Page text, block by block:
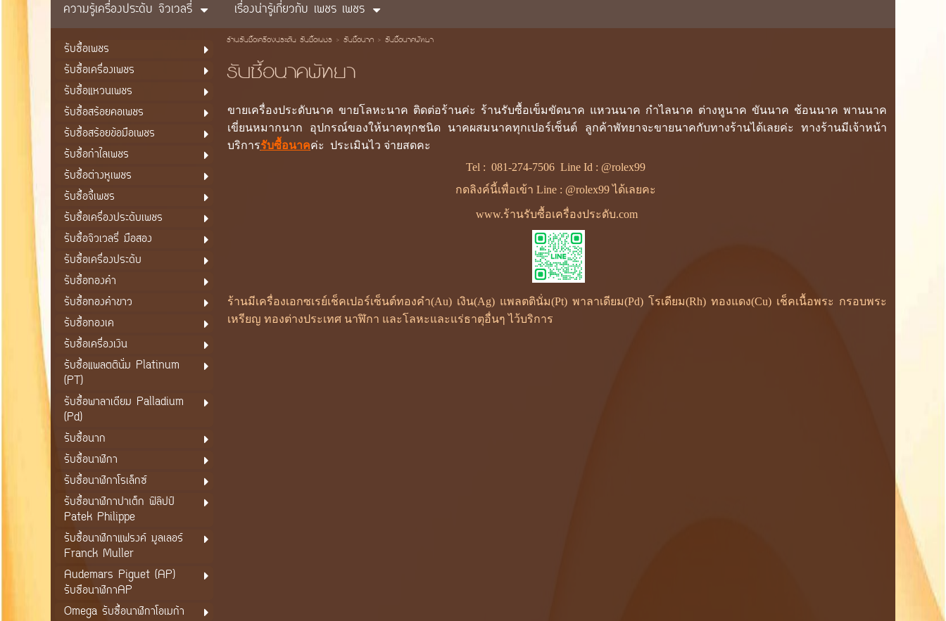
ความรู้เครื่องประดับ จิวเวลรี่
เรื่องน่ารู้เกี่ยวกับ เพชร เพชร
รับซื้อเพชร
รับซื้อเครื่องเพชร
รับซื้อแหวนเพชร
รับซื้อสร้อยคอเพชร
รับซื้อสร้อยข้อมือเพชร
รับซื้อกำไลเพชร
รับซื้อต่างหูเพชร
รับซื้อจี้เพชร
รับซื้อเครื่องประดับเพชร
รับซื้อจิวเวลรี่ มือสอง
รับซื้อเครื่องประดับ
รับซื้อทองคำ
รับซื้อทองคำขาว
รับซื้อทองเค
รับซื้อเครื่องเงิน
รับซื้อแพลตตินั่ม Platinum
(PT)
รับซื้อพาลาเดียม Palladium
(Pd)
รับซื้อนาก
รับซื้อนาฬิกา
รับซื้อนาฬิกาโรเล็กซ์
รับซื้อนาฬิกาปาเต็ก ฟิลิปป์
Patek Philippe
รับซื้อนาฬิกาแฟรงค์ มูลเลอร์
Franck Muller
Audemars Piguet (AP)
รับซือนาฬิกาAP
Omega รับซื้อนาฬิกาโอเมก้า
ร้านรับซื้อเครื่องประดับ รับซื้อเพชร> รับซื้อนาก> รับซื้อนาคพัทยา
รับซื้อนาคพัทยา
ขายเครื่องประดับนาค ขายโลหะนาค ติดต่อร้านค่ะ ร้านรับซื้อเข็มขัดนาค แหวนนาค กำไลนาค ต่างหูนาค ขันนาค ช้อนนาค พานนาค
เขี่ยนหมากนาก อุปกรณ์ของให้นาคทุกชนิด นาคผสมนาคทุกเปอร์เซ็นต์ ลูกค้าพัทยาจะขายนาคกับทางร้านได้เลยค่ะ ทางร้านมีเจ้าหน้า
บริการรับซื้อนาคค่ะ ประเมินไว จ่ายสดคะ
Tel : 081-274-7506Line Id : @rolex99
กดลิงค์นี้เพื่อเข้า Line : @rolex99 ได้เลยคะ
www.ร้านรับซื้อเครื่องประดับ.com
ร้านมีเครื่องเอกซเรย์เช็คเปอร์เซ็นต์ทองคำ(Au) เงิน(Ag) แพลตตินั่ม(Pt) พาลาเดียม(Pd) โรเดียม(Rh) ทองแดง(Cu) เช็คเนื้อพระ กรอบพระ
เหรียญ ทองต่างประเทศ นาฬิกา และโลหะและแร่ธาตุอื่นๆ ไว้บริการ